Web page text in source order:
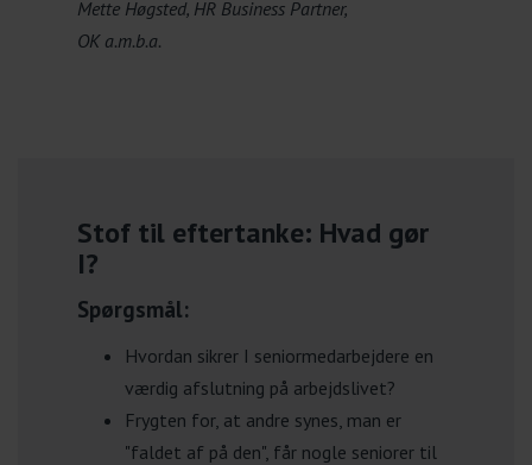
Mette Høgsted, HR Business Partner,
OK a.m.b.a.
Stof til eftertanke: Hvad gør
I?
Spørgsmål:
Hvordan sikrer I seniormedarbejdere en
værdig afslutning på arbejdslivet?
Frygten for, at andre synes, man er
"faldet af på den", får nogle seniorer til